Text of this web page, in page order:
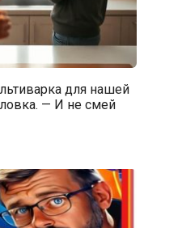
для нашей
— И не смей